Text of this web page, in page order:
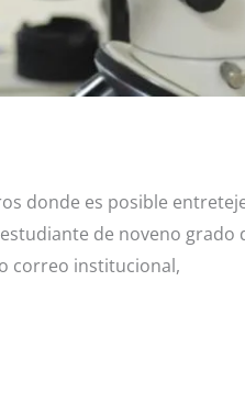
donde es posible
de noveno grado
correo institucional,